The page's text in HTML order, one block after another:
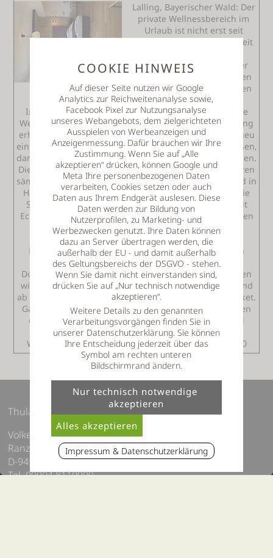
Lalling, Bayerischer Wald: Der
private Wellnessbereich im
Urlaub ist nicht erst seit
Kurzem im Trend. Schon seit
Wellnesshotel Bayerischer
Wald seinen Gästen mit den
„Wellness-Suiten“ den tollen
Komfort ein eigenes Dampfbad und eine eigene
Infrarotsauna in der Suite genießen zu können. Diese
Wellness-Suiten haben nun eine komplette Auffrischung
erhalten und wurden vom Boden bis zu den Lampen neu
eingerichtet. Anfang Mai war das Hotel extra geschlossen,
damit keine Gäste durch Baumaßnahmen gestört werden.
Die verschiedenen Handwerker, die schon alle seit Jahren
sämtliche Umbauten erledigen, arbeiteten wieder Hand in
Hand und konnten den straffen Zeitplan einhalten. Die
Suiten erstrahlen nun im neuen, modernen Glanz mit
Echtholzboden, Möbeln mit heimischen Eichenfurnieren
und entspannender Beleuchtung. Im Wellness-
Badezimmer erwarten die Gäste wie gewohnt ein
Dampfbad und eine Infrarot-Kabine, die 24 Stunden
genutzt werden können. Der restliche Komfort vom
Doppelwaschbecken, separaten WC, ghd-Föhn gehören
wie ganz selbstverständlich dazu. Die neuen Suiten sind
ab sofort buchbar. Mit Halbpension, oder Wellness-Paket.
Ganz individuell werden die Angebote erstellt für einen
optimalen Wellnessurlaub. Alle Infos über das Hotel
bekommen man über die Homepage des Thula
Wellnesshotel, oder Telefonisch unter 09904 8110990
Thula Wellnesshotel Bayerischer Wald
Volker Thum e.K
Ranzingerberg 16
D-94551 Lalling, Bayern
Tel. 09904 8110990
COOKIE HINWEIS
Auf dieser Seite nutzen wir Google
Analytics zur Reichweitenanalyse sowie,
Facebook Pixel zur Nutzungsanalyse
unseres Webangebots, dem zielgerichteten
Ausspielen von Werbeanzeigen und
Anzeigenmessung. Dafür brauchen wir Ihre
Zustimmung. Wenn Sie auf „Alle
akzeptieren“ drücken, können Google und
Meta Ihre personenbezogenen Daten
verarbeiten, Cookies setzen oder auch
Daten aus Ihrem Endgerät auslesen. Diese
Daten werden zur Bildung von
Nutzerprofilen, zu Marketing- und
Werbezwecken genutzt. Ihre Daten können
dazu an Server übertragen werden, die
außerhalb der EU - und damit außerhalb
des Geltungsbereichs der DSGVO - stehen.
Wenn Sie damit nicht einverstanden sind,
drücken Sie auf „Nur technisch notwendige
akzeptieren“.
Weitere Details zu den genannten
Verarbeitungsvorgängen finden Sie in
unserer Datenschutzerklärung. Sie können
Ihre Entscheidung jederzeit über das
Symbol am rechten unteren
Bildschirmrand ändern.
Impressum & Datenschutzerklärung